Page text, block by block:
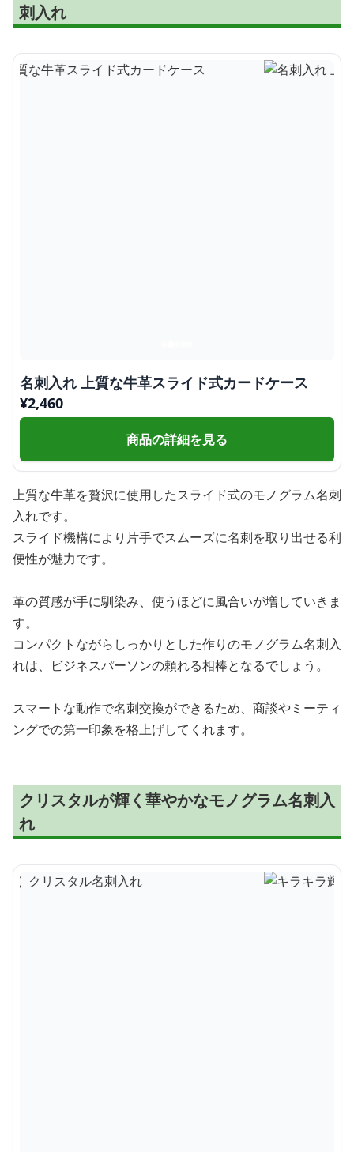
刺入れ
名刺入れ 上質な牛革スライド式カードケース
¥2,460
商品の詳細を見る
上質な牛革を贅沢に使用したスライド式のモノグラム名刺
入れです。
スライド機構により片手でスムーズに名刺を取り出せる利
便性が魅力です。
革の質感が手に馴染み、使うほどに風合いが増していきま
す。
コンパクトながらしっかりとした作りのモノグラム名刺入
れは、ビジネスパーソンの頼れる相棒となるでしょう。
スマートな動作で名刺交換ができるため、商談やミーティ
ングでの第一印象を格上げしてくれます。
クリスタルが輝く華やかなモノグラム名刺入
れ